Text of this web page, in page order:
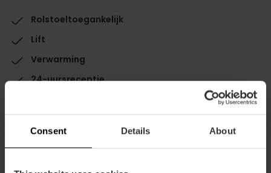
Consent Details About
Rolstoeltoegankelijk
Lift
Verwarming
24-uursreceptie
Restaurant